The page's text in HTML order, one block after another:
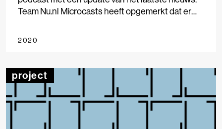
Team Nu.nl Microcasts heeft opgemerkt dat er
update behoefte is aan meer updates over het
2020
project